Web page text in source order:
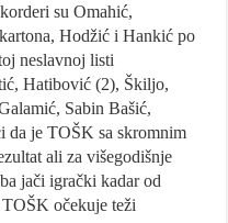
su Omahić,
Hodžić i Hankić po
neslavnoj listi
Hatibović (2), Škiljo,
Sabin Bašić,
da je TOŠK sa skromnim
ali za višegodišnje
jači igrački kadar od
očekuje teži